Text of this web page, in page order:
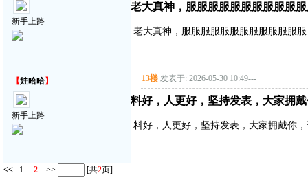
新手上路
老大真神，服服服服服服服服服服
老大真神，服服服服服服服服服服服服服
【娃哈哈】
新手上路
13楼 发表于: 2026-05-30 10:49---
料好，人更好，坚持发表，大家拥
料好，人更好，坚持发表，大家拥戴你
<< 1 2 >> [共2页]